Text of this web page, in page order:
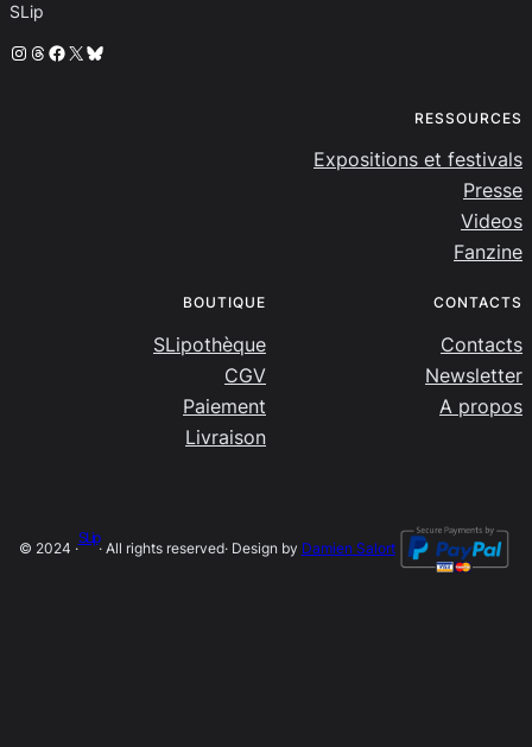
SLip
Instagram
Threads
Facebook
X Bluesky
RESSOURCES
Expositions et festivals
Presse
Videos
Fanzine
BOUTIQUE
SLipothèque
CGV
Paiement
Livraison
CONTACTS
Contacts
Newsletter
A propos
© 2024 ·
SLip
· All rights reserved· Design by Damien Salort